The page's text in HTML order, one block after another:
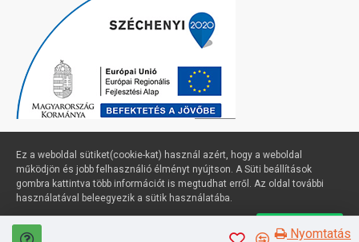
Nyomtatás
Profimuszaki.hu - exPanda ERP
Ez a weboldal sütiket(cookie-kat) használ azért, hogy a weboldal
működjön és jobb felhasználió élményt nyújtson. A Süti beállítások
gombra kattintva több információt is megtudhat erről. Az oldal további
használatával beleegyezik a sütik használatába.
Süti beállítások Elfogadom